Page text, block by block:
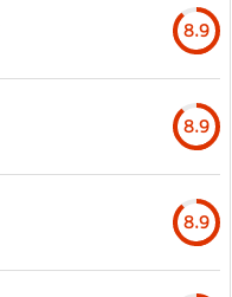
8.9
8.9
8.9